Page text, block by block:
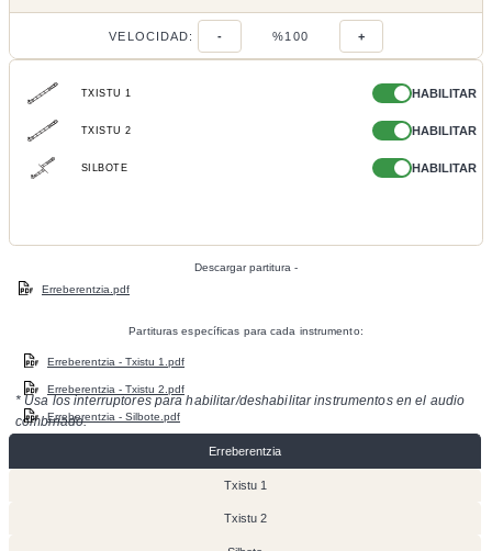
VELOCIDAD: - %100 +
TXISTU 1 HABILITAR
TXISTU 2 HABILITAR
SILBOTE HABILITAR
* Usa los interruptores para habilitar/deshabilitar instrumentos en el audio
combinado.
Descargar partitura -
Erreberentzia.pdf
Partituras específicas para cada instrumento:
Erreberentzia - Txistu 1.pdf
Erreberentzia - Txistu 2.pdf
Erreberentzia - Silbote.pdf
Erreberentzia
Txistu 1
Txistu 2